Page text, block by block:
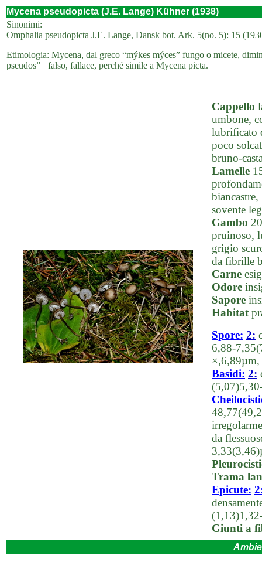
Mycena pseudopicta (J.E. Lange) Kühner (1938)
Sinonimi:
Omphalia pseudopicta J.E. Lange, Dansk bot. Ark. 5(no. 5): 15
Etimologia: Mycena, dal greco “mýkes mýces” fungo o micete,
pseudos”= falso, fallace, perché simile a Mycena picta.
Cappello
umbone,
lubrificato
poco
bruno-
Lamelle
sovente
Gambo
pruinoso,
grigio
da fibrille
Carne
Odore
Sapore
Habitat
Spore: 2:
6,88-
Basidi: 2:
da
Trama
Epicute:
Giunti a